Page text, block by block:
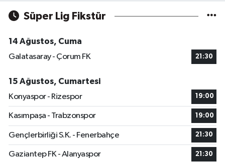
Süper Lig Fikstür
14 Ağustos, Cuma
Galatasaray - Çorum FK
21:30
15 Ağustos, Cumartesi
Konyaspor - Rizespor
19:00
Kasımpaşa - Trabzonspor 19:00
Gençlerbirliği S.K. - Fenerbahçe 21:30
Gaziantep FK - Alanyaspor 21:30